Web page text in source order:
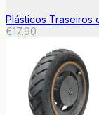
Plásticos Traseiros
€17,90